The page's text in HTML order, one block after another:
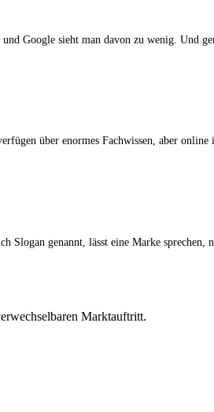
Google sieht man davon zu wenig. Und
über enormes Fachwissen, aber
genannt, lässt eine Marke sprechen,
Marktauftritt.